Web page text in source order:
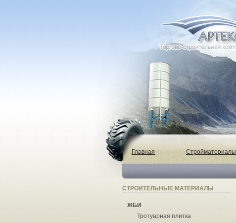
Главная Стройматериалы
СТРОИТЕЛЬНЫЕ МАТЕРИАЛЫ
ЖБИ
Тротуарная плитка